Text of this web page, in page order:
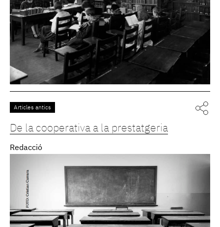
Articles antics
De la cooperativa a la prestatgeria
Redacció